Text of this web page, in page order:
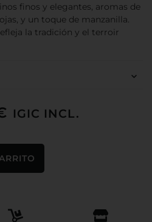
finos y elegantes, aromas de
y un toque de manzanilla.
la tradición y el terroir
IGIC INCL.